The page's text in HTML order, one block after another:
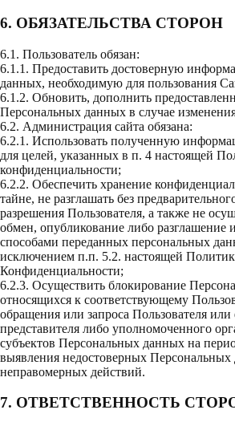
6. ОБЯЗАТЕЛЬСТВА СТОРОН
6.1. Пользователь обязан:
6.1.1. Предоставить достоверную
данных, необходимую для пользования
6.1.2. Обновить, дополнить
Персональных данных в случае
6.2. Администрация сайта обязана:
6.2.1. Использовать полученную
для целей, указанных в п. 4 настоящей
конфиденциальности;
6.2.2. Обеспечить хранение
тайне, не разглашать без
разрешения Пользователя, а также не
обмен, опубликование либо
способами переданных персональных
исключением п.п. 5.2. настоящей
Конфиденциальности;
6.2.3. Осуществить блокирование
относящихся к соответствующему
обращения или запроса Пользователя или
представителя либо уполномоченного
субъектов Персональных данных на
выявления недостоверных
неправомерных действий.
7. ОТВЕТСТВЕННОСТЬ